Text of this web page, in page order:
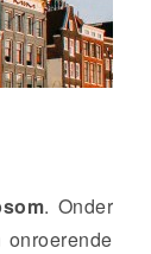
. Onder